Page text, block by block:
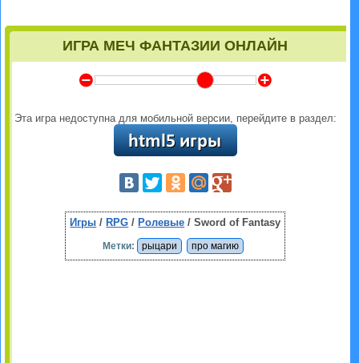
ИГРА МЕЧ ФАНТАЗИИ ОНЛАЙН
Y Z
Эта игра недоступна для мобильной версии, перейдите в раздел:
Игры / RPG / Ролевые / Sword of Fantasy
Метки: рыцари про магию